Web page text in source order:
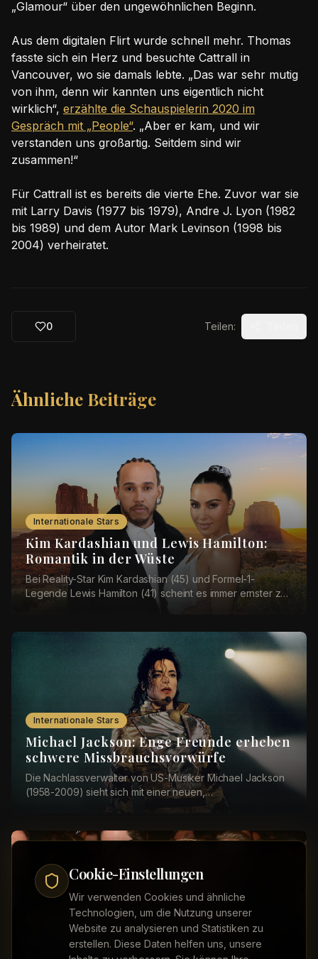
Cookie-Einstellungen
Wir verwenden Cookies und ähnliche
Technologien, um die Nutzung unserer
Website zu analysieren und Statistiken zu
erstellen. Diese Daten helfen uns, unsere
„Glamour“ über den ungewöhnlichen Beginn.
Aus dem digitalen Flirt wurde schnell mehr. Thomas
fasste sich ein Herz und besuchte Cattrall in
Vancouver, wo sie damals lebte. „Das war sehr mutig
von ihm, denn wir kannten uns eigentlich nicht
wirklich“, erzählte die Schauspielerin 2020 im
Gespräch mit „People“. „Aber er kam, und wir
verstanden uns großartig. Seitdem sind wir
zusammen!“
Für Cattrall ist es bereits die vierte Ehe. Zuvor war sie
mit Larry Davis (1977 bis 1979), Andre J. Lyon (1982
bis 1989) und dem Autor Mark Levinson (1998 bis
2004) verheiratet.
0 Teilen:
Ähnliche Beiträge
Internationale Stars
Kim Kardashian und Lewis Hamilton:
Romantik in der Wüste
Bei Reality-Star Kim Kardashian (45) und Formel-1-
Legende Lewis Hamilton (41) scheint es immer ernster zu
Internationale Stars
Michael Jackson: Enge Freunde erheben
schwere Missbrauchsvorwürfe
Die Nachlassverwalter von US-Musiker Michael Jackson
(1958-2009) sieht sich mit einer neuen,
Internationale Stars
Beyoncé und Jay-Z: Umzug nach